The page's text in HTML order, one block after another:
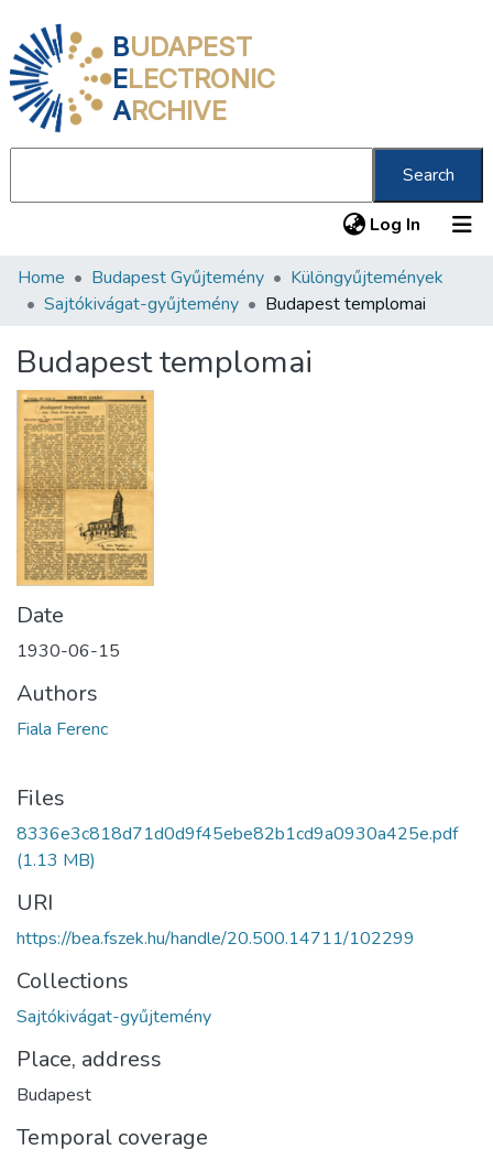
BUDAPEST
ELECTRONIC
ARCHIVE
Search
Log In (current)
Communities & Collections
Statistics
About us
Home Budapest Gyűjtemény
Különgyűjtemények
Sajtókivágat-gyűjtemény
Budapest templomai
Budapest templomai
Date
1930-06-15
Authors
Fiala Ferenc
Files
8336e3c818d71d0d9f45ebe82b1cd9a0930a425e.pdf
(1.13 MB)
URI
https://bea.fszek.hu/handle/20.500.14711/102299
Collections
Sajtókivágat-gyűjtemény
Place, address
Budapest
Temporal coverage